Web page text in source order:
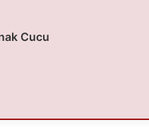
Cucu